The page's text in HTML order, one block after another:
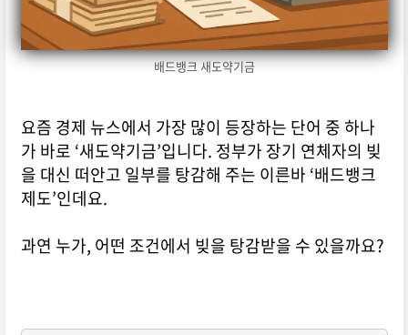
배드뱅크 새도약기금
요즘 경제 뉴스에서 가장 많이 등장하는 단어 중 하나
가 바로 ‘새도약기금’입니다. 정부가 장기 연체자의 빚
을 대신 떠안고 일부를 탕감해 주는 이른바 ‘배드뱅크
제도’인데요.
과연 누가, 어떤 조건에서 빚을 탕감받을 수 있을까요?